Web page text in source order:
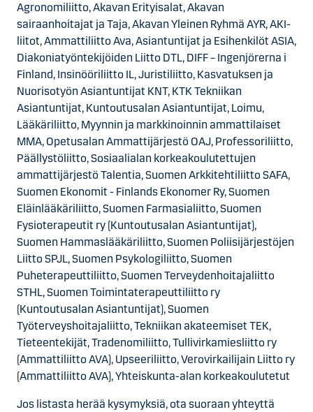
Agronomiliitto, Akavan Erityisalat, Akavan
sairaanhoitajat ja Taja, Akavan Yleinen Ryhmä AYR, AKI-
liitot, Ammattiliitto Ava, Asiantuntijat ja Esihenkilöt ASIA,
Diakoniatyöntekijöiden Liitto DTL, DIFF – Ingenjörerna i
Finland, Insinööriliitto IL, Juristiliitto, Kasvatuksen ja
Nuorisotyön Asiantuntijat KNT, KTK Tekniikan
Asiantuntijat, Kuntoutusalan Asiantuntijat, Loimu,
Lääkäriliitto, Myynnin ja markkinoinnin ammattilaiset
MMA, Opetusalan Ammattijärjestö OAJ, Professoriliitto,
Päällystöliitto, Sosiaalialan korkeakoulutettujen
ammattijärjestö Talentia, Suomen Arkkitehtiliitto SAFA,
Suomen Ekonomit - Finlands Ekonomer Ry, Suomen
Eläinlääkäriliitto, Suomen Farmasialiitto, Suomen
Fysioterapeutit ry (Kuntoutusalan Asiantuntijat),
Suomen Hammaslääkäriliitto, Suomen Poliisijärjestöjen
Liitto SPJL, Suomen Psykologiliitto, Suomen
Puheterapeuttiliitto, Suomen Terveydenhoitajaliitto
STHL, Suomen Toimintaterapeuttiliitto ry
(Kuntoutusalan Asiantuntijat), Suomen
Työterveyshoitajaliitto, Tekniikan akateemiset TEK,
Tieteentekijät, Tradenomiliitto, Tullivirkamiesliitto ry
(Ammattiliitto AVA), Upseeriliitto, Verovirkailijain Liitto ry
(Ammattiliitto AVA), Yhteiskunta-alan korkeakoulutetut
Jos listasta herää kysymyksiä, ota suoraan yhteyttä